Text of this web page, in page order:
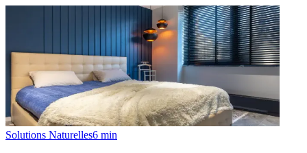
Solutions Naturelles6 min